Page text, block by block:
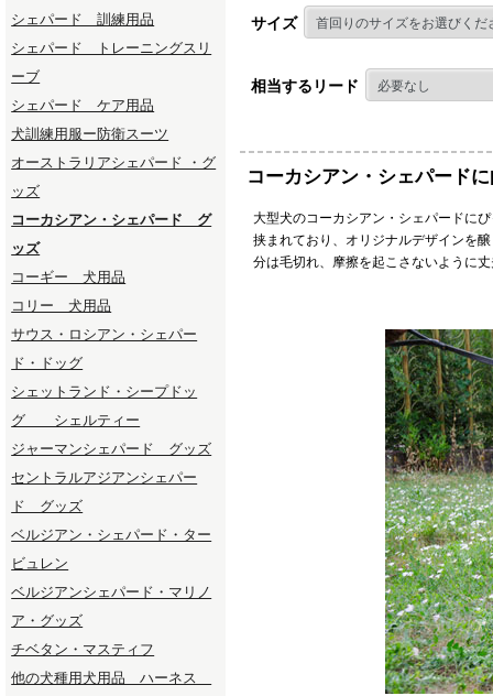
シェパード 訓練用品
シェパード トレーニングスリ
ーブ
シェパード ケア用品
犬訓練用服ー防衛スーツ
オーストラリアシェパード ・グ
ッズ
コーカシアン・シェパード グ
ッズ
コーギー 犬用品
コリー 犬用品
サウス・ロシアン・シェパー
ド・ドッグ
シェットランド・シープドッ
グ シェルティー
ジャーマンシェパード グッズ
セントラルアジアンシェパー
ド グッズ
ベルジアン・シェパード・ター
ビュレン
ベルジアンシェパード・マリノ
ア・グッズ
チベタン・マスティフ
他の犬種用犬用品 ハーネス
サイズ
相当するリード
コーカシアン・シェパード
大型犬のコーカシアン・シェパードに
挟まれており、オリジナルデザインを
分は毛切れ、摩擦を起こさないように